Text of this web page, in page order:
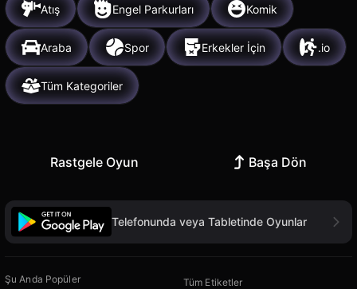
Atış Engel Parkurları Komik
Araba Spor Erkekler İçin .io
Tüm Kategoriler
Rastgele Oyun Başa Dön
Telefonunda veya Tabletinde Oyunlar
Şu Anda Popüler
Tüm Etiketler